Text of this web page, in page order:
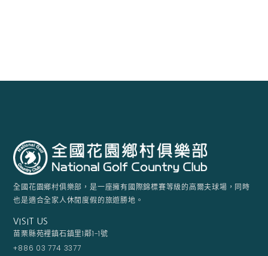
全國花園鄉村俱樂部，是一座擁有國際錦標賽等級的高爾夫球場，同時
也是適合全家人休閒度假的旅遊勝地。
VISIT US
苗栗縣苑裡鎮石鎮里1鄰1-1號
+886 03 774 3377